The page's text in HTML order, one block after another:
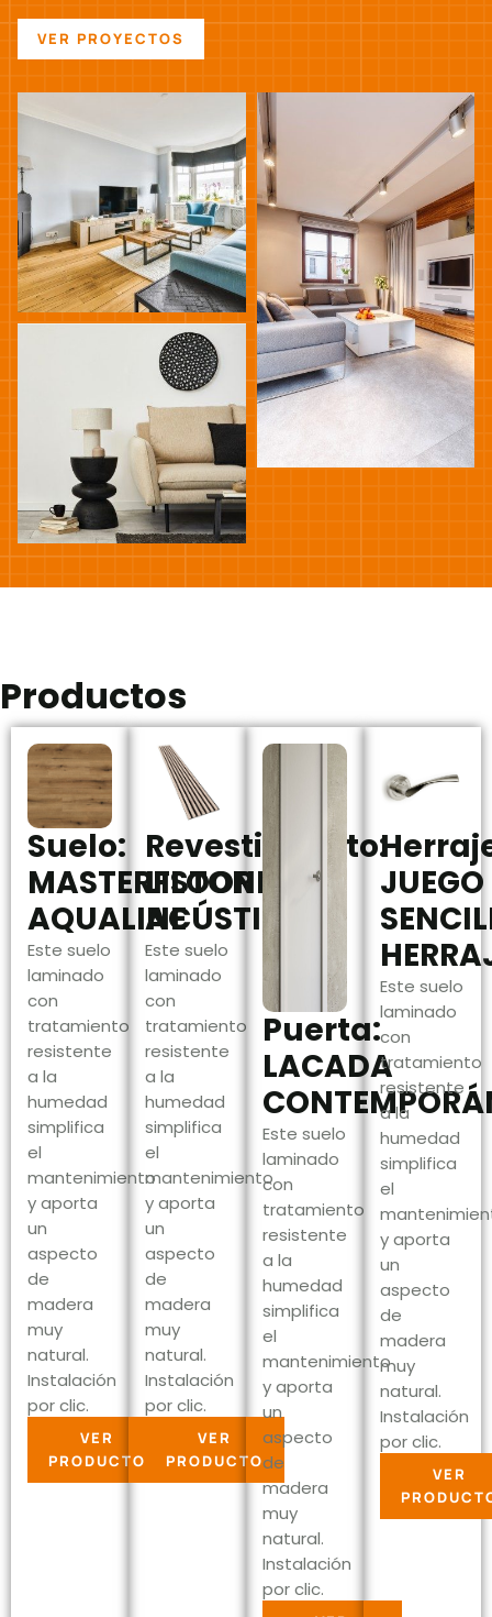
VER PROYECTOS
Productos
Suelo:
MASTERFLOOR
AQUALINE
Este suelo
laminado
con
tratamiento
resistente
a la
humedad
simplifica
el
mantenimiento
y aporta
un
aspecto
de
madera
muy
natural.
Instalación
por clic.
VER
PRODUCTO
Revestimiento:
LISTONES
ACÚSTICOS
Este suelo
laminado
con
tratamiento
resistente
a la
humedad
simplifica
el
mantenimiento
y aporta
un
aspecto
de
madera
muy
natural.
Instalación
por clic.
VER
PRODUCTO
Puerta:
LACADA
Este suelo
laminado
con
tratamiento
resistente
a la
humedad
simplifica
el
mantenimiento
y aporta
un
aspecto
de
madera
muy
natural.
Instalación
por clic.
JUEGO
Este suelo
laminado
con
tratamiento
resistente
a la
humedad
simplifica
el
y aporta
un
aspecto
de
madera
muy
natural.
Instalación
por clic.
VER